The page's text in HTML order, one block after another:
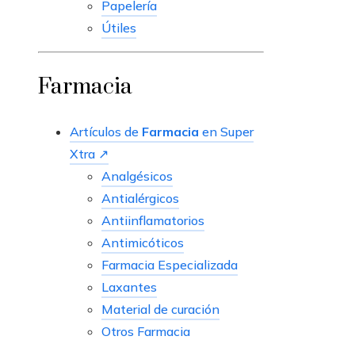
Papelería
Útiles
Farmacia
Artículos de Farmacia en Super
Xtra ↗
Analgésicos
Antialérgicos
Antiinflamatorios
Antimicóticos
Farmacia Especializada
Laxantes
Material de curación
Otros Farmacia